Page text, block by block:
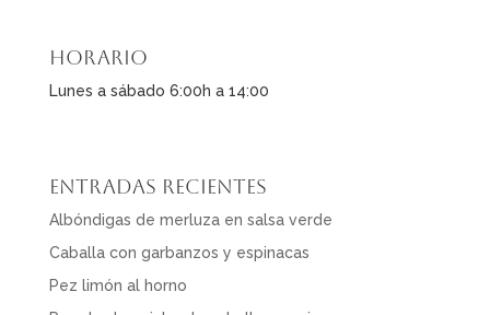
Horario
Lunes a sábado 6:00h a 14:00
Entradas recientes
Albóndigas de merluza en salsa verde
Caballa con garbanzos y espinacas
Pez limón al horno